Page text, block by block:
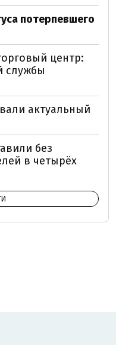
потерпевшего
центр:
службы
актуальный
без
в четырёх